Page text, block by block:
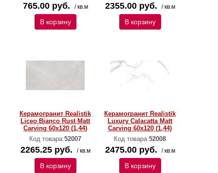
765.00 руб. / кв.м
В корзину
2355.00 руб. / кв.м
В корзину
Керамогранит Realistik
Liceo Bianco Rust Matt
Carving 60x120 (1,44)
Код товара:52007
2265.25 руб. / кв.м
В корзину
Керамогранит Realistik
Luxury Calacatta Matt
Carving 60x120 (1,44)
Код товара:52008
2475.00 руб. / кв.м
В корзину